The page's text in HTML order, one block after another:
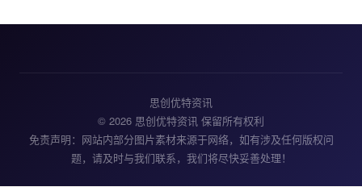
思创优特资讯
© 2026 思创优特资讯 保留所有权利
免责声明：网站内部分图片素材来源于网络，如有涉及任何版权问
题，请及时与我们联系，我们将尽快妥善处理！